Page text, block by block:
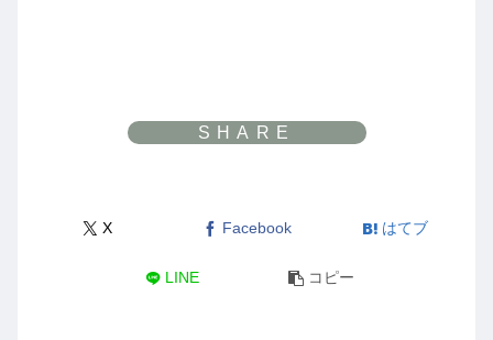
X Facebook はてブ
LINE コピー